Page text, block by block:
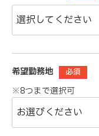
希望勤務地 必須
※8つまで選択可